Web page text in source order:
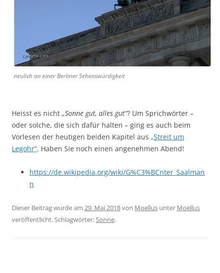
neulich an einer Berliner Sehenswürdigkeit
Heisst es nicht „Sonne gut, alles gut“? Um Sprichwörter –
oder solche, die sich dafür halten – ging es auch beim
Vorlesen der heutigen beiden Kapitel aus „Streit um
Legohr“. Haben Sie noch einen angenehmen Abend!
https://de.wikipedia.org/wiki/G%C3%BCnter_Saalman
n
Dieser Beitrag wurde am 29. Mai 2018von Moellus unter Moellus
veröffentlicht. Schlagwörter:Sonne.